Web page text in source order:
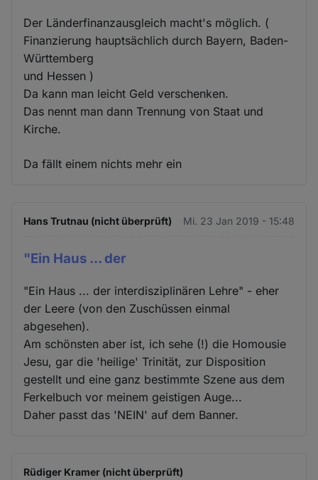
Der Länderfinanzausgleich macht's möglich. (
Finanzierung hauptsächlich durch Bayern, Baden-
Württemberg
und Hessen )
Da kann man leicht Geld verschenken.
Das nennt man dann Trennung von Staat und
Kirche.
Da fällt einem nichts mehr ein
Hans Trutnau (nicht überprüft) Mi. 23 Jan 2019 - 15:48
"Ein Haus ... der
"Ein Haus ... der interdisziplinären Lehre" - eher
der Leere (von den Zuschüssen einmal
abgesehen).
Am schönsten aber ist, ich sehe (!) die Homousie
Jesu, gar die 'heilige' Trinität, zur Disposition
gestellt und eine ganz bestimmte Szene aus dem
Ferkelbuch vor meinem geistigen Auge...
Daher passt das 'NEIN' auf dem Banner.
Rüdiger Kramer (nicht überprüft)